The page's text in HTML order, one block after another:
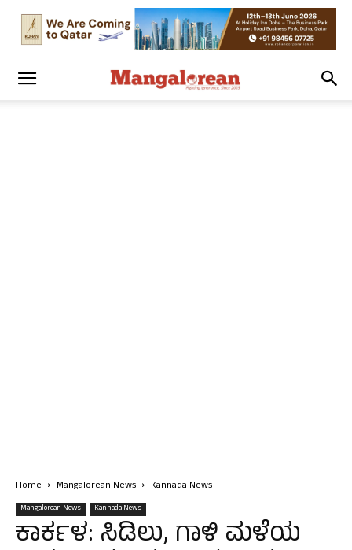
Home Mangalorean News Kannada News
Mangalorean News Kannada News
ಕಾರ್ಕಳ: ಸಿಡಿಲು, ಗಾಳಿ ಮಳೆಯ